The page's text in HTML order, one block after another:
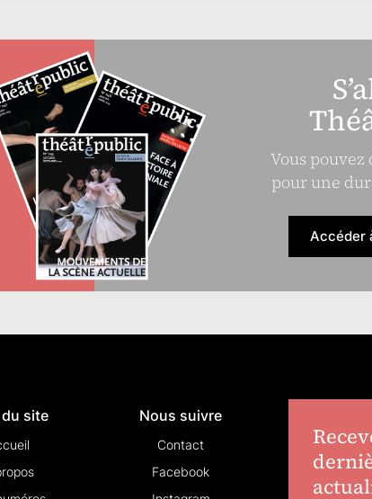
Vous
pour une
Accéder
du site Nous suivre
Contact
Facebook